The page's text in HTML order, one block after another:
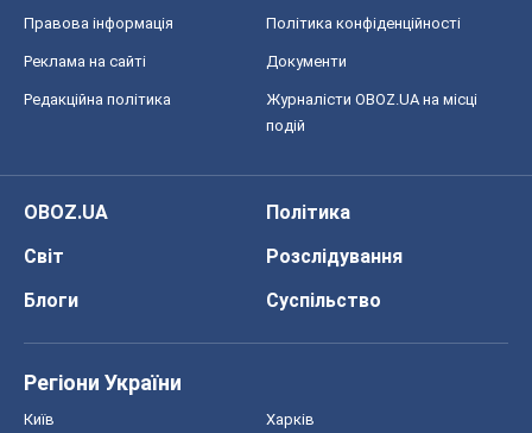
Правова інформація Політика конфіденційності
Реклама на сайті Документи
Редакційна політика
Журналісти OBOZ.UA на місці
подій
OBOZ.UA
Політика
Світ
Розслідування
Блоги
Суспільство
Регіони України
Київ Харків